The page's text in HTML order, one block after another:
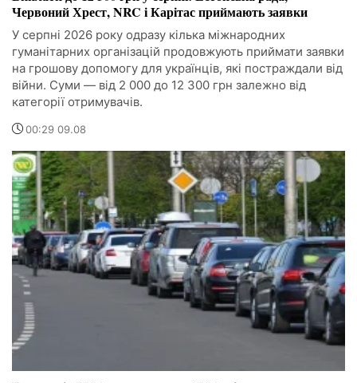
Червоний Хрест, NRC і Карітас приймають заявки
У серпні 2026 року одразу кілька міжнародних
гуманітарних організацій продовжують приймати заявки
на грошову допомогу для українців, які постраждали від
війни. Суми — від 2 000 до 12 300 грн залежно від
категорії отримувачів.
00:29 09.08